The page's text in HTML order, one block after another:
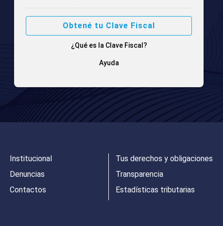
Obtené tu Clave Fiscal
¿Qué es la Clave Fiscal?
Ayuda
Institucional
Denuncias
Contactos
Tus derechos y obligaciones
Transparencia
Estadísticas tributarias